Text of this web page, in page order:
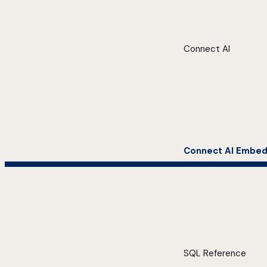
Connect AI
Connect AI Embed
SQL Reference